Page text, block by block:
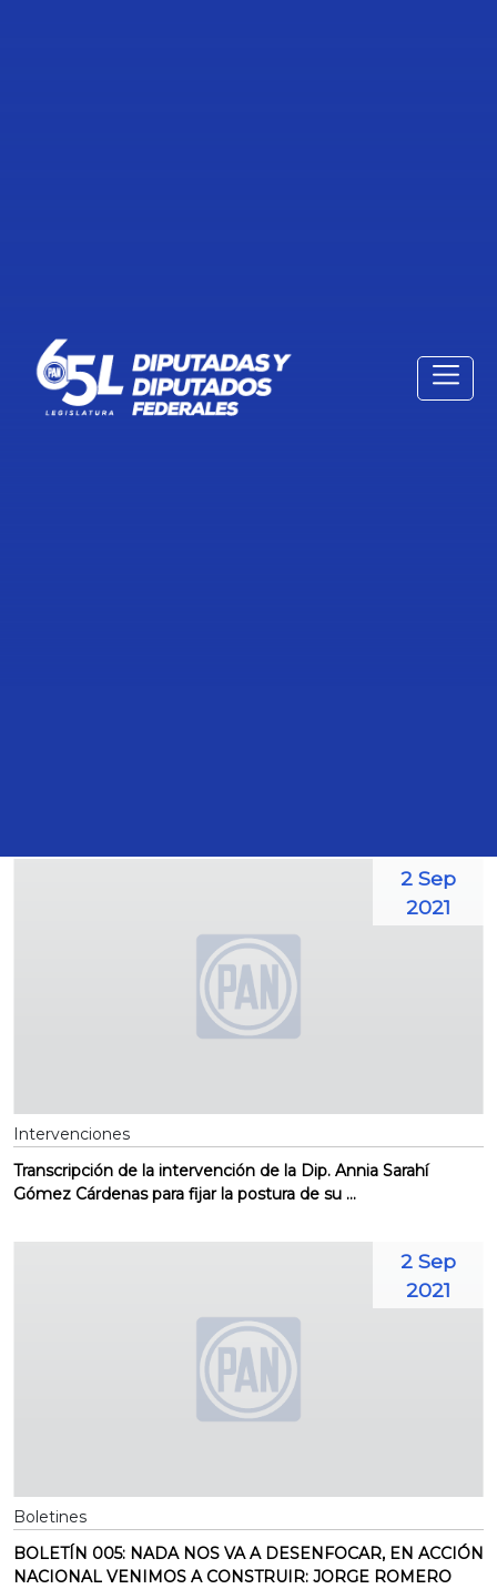
2 Sep
2021
Intervenciones
Transcripción de la intervención de la Dip. Annia Sarahí
Gómez Cárdenas para fijar la postura de su ...
2 Sep
2021
Boletines
BOLETÍN 005: NADA NOS VA A DESENFOCAR, EN ACCIÓN
NACIONAL VENIMOS A CONSTRUIR: JORGE ROMERO